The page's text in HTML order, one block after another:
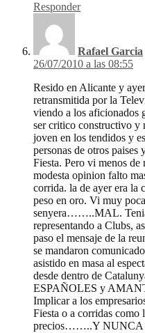
Responder
Rafael Garcia
26/07/2010 a las 08:55
Resido en Alicante y
retransmitida por la
viendo a los aficionados
ser critico constructivo y
joven en los tendidos y
personas de otros paises
Fiesta. Pero vi menos de
modesta opinion falto
corrida. la de ayer era la
peso en oro. Vi muy
senyera……..MAL.
representando a Clubs,
paso el mensaje de la
se mandaron
asistido en masa al
desde dentro de
ESPAÑOLES y
Implicar a los
Fiesta o a corridas como
precios……..Y NUNCA